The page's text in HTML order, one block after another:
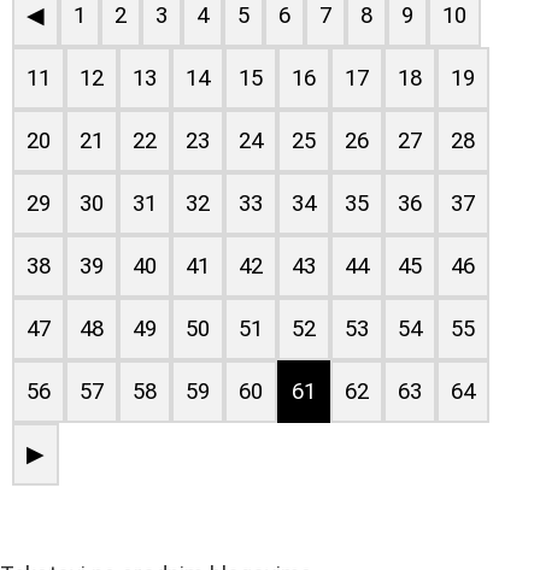
◀ 1 2 3 4 5 6 7 8 9 10
11 12 13 14 15 16 17 18 19
20 21 22 23 24 25 26 27 28
29 30 31 32 33 34 35 36 37
38 39 40 41 42 43 44 45 46
47 48 49 50 51 52 53 54 55
56 57 58 59 60 61 62 63 64
▶